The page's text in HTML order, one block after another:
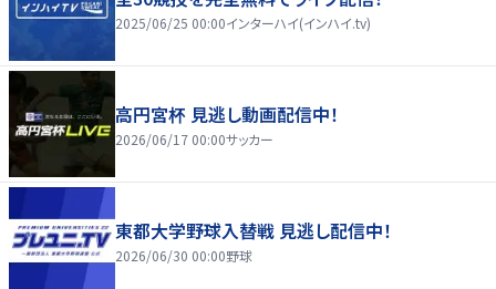
2025/06/25 00:00インターハイ(インハイ.tv)
高円宮杯 見逃し動画配信中！
2026/06/17 00:00サッカー
東都大学野球入替戦 見逃し配信中！
2026/06/30 00:00野球